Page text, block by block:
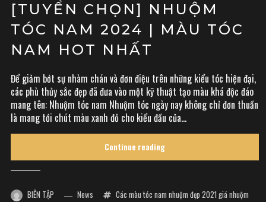
[TUYỂN CHỌN] NHUỘM
TÓC NAM 2024 | MÀU TÓC
NAM HOT NHẤT
Để giảm bớt sự nhàm chán và đơn điệu trên những kiểu tóc hiện đại,
các phù thủy sắc đẹp đã đưa vào một kỹ thuật tạo màu khá độc đáo
mang tên: Nhuộm tóc nam Nhuộm tóc ngày nay không chỉ đơn thuần
là mang tới chút màu xanh đỏ cho kiểu đầu của...
Continue reading
BIÊN TẬP News Các màu tóc nam nhuộm đẹp 2021 giá nhuộm